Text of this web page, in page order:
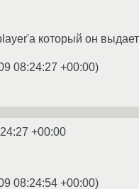
который он
08:24:27 +00:00)
+00:00
08:24:54 +00:00)